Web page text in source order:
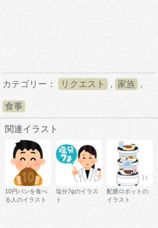
カテゴリー： リクエスト , 家族 ,
食事
関連イラスト
10円パンを食べ
る人のイラスト
塩分7gのイラス
ト
配膳ロボットの
イラスト